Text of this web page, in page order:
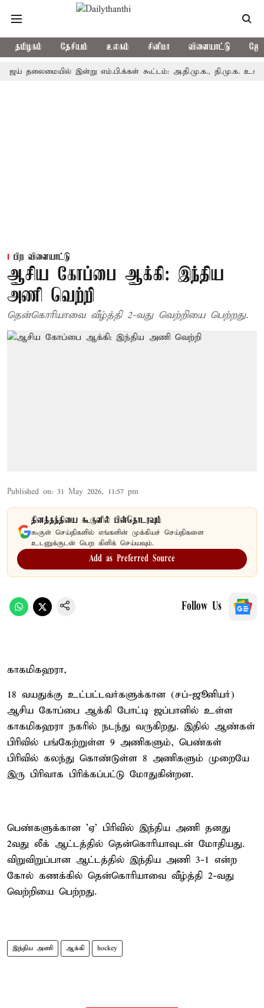
தமிழகம் தேசியம் உலகம் சினிமா விளையாட்டு
இன்று எம்.பி.க்கள் கூட்டம்: அ.தி.மு.க., தி.மு.க. உள்ளிட்ட
பிற விளையாட்டு
ஆசிய கோப்பை ஆக்கி: இந்திய
அணி வெற்றி
தென்கொரியாவை வீழ்த்தி 2-வது வெற்றியை பெற்றது.
Published on: 31 May 2026, 11:57 pm
தினத்தந்தியை கூகுளில் பின்தொடரவும்
கூகுள் செய்திகளில் எங்களின் முக்கியச் செய்திகளை
உடனுக்குடன் பெற கிளிக் செய்யவும்.
Add as Preferred Source
Follow Us
காகமிகஹரா,
18 வயதுக்கு உட்பட்டவர்களுக்கான (சப்-ஜூனியர்)
ஆசிய கோப்பை ஆக்கி போட்டி ஜப்பானில் உள்ள
காகமிகஹரா நகரில் நடந்து வருகிறது. இதில் ஆண்கள்
பிரிவில் பங்கேற்றுள்ள 9 அணிகளும், பெண்கள்
பிரிவில் கலந்து கொண்டுள்ள 8 அணிகளும் முறையே
இரு பிரிவாக பிரிக்கப்பட்டு மோதுகின்றன.
பெண்களுக்கான 'ஏ' பிரிவில் இந்திய அணி தனது
2வது லீக் ஆட்டத்தில் தென்கொரியாவுடன் மோதியது.
விறுவிறுப்பான ஆட்டத்தில் இந்திய அணி 3-1 என்ற
கோல் கணக்கில் தென்கொரியாவை வீழ்த்தி 2-வது
வெற்றியை பெற்றது.
இந்திய அணி ஆக்கி hockey